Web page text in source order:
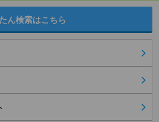
ん検索はこちら